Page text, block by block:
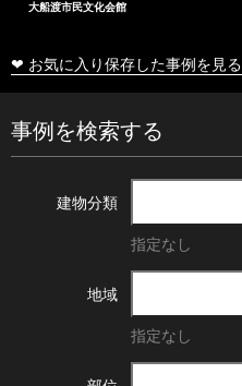
大船渡市民文化会館
❤ お気に入り保存した事例を見る
事例を検索する
建物分類
指定なし
地域
指定なし